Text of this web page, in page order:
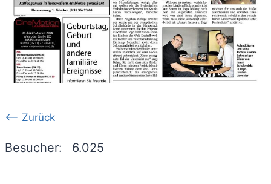
<-- Zurück
Besucher: 6.025